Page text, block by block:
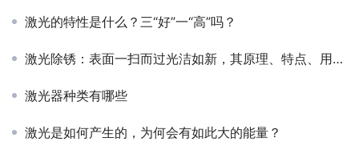
激光的特性是什么？三“好”一“高”吗？
激光除锈：表面一扫而过光洁如新，其原理、特点、用途介绍
激光器种类有哪些
激光是如何产生的，为何会有如此大的能量？